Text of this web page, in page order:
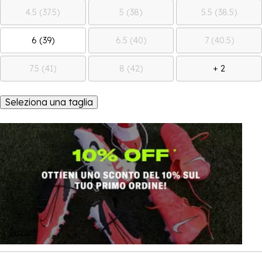
4.5 (37.5) 5 (38) 5.5 (38.5)
6 (39) 6.5 (40) 7 (40.5)
7.5 (41) 8 (42) + 2
Seleziona una taglia
Iscriviti